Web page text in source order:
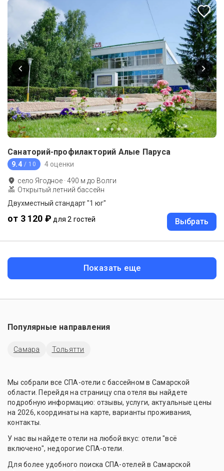
Санаторий-профилакторий Алые Паруса
9.4 / 10 4 оценки
село Ягодное ·490 м до Волги
Открытый летний бассейн
Двухместный стандарт "1 юг"
от 3 120 ₽ для 2 гостей Выбрать
Показать еще
Популярные направления
Самара Тольятти
Мы собрали все СПА-отели с бассейном в Самарской
области. Перейдя на страницу спа отеля вы найдете
подробную информацию: отзывы, услуги, актуальные цены
на 2026, координаты на карте, варианты проживания,
контакты.
У нас вы найдете отели на любой вкус: отели "всё
включено", недорогие СПА-отели.
Для более удобного поиска СПА-отелей в Самарской